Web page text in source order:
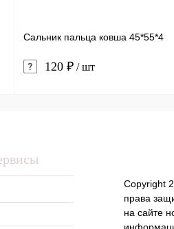
Сальник пальца ковша 45*55*4
120 ₽ / шт
Copyright
права
на сайте